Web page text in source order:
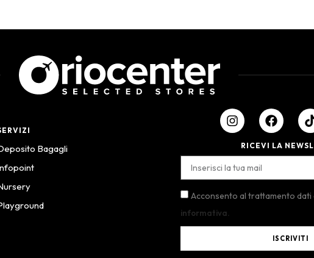
Bagagli
RICEVI LA
Acconsento al trattamento dati
informativa.
ISCRIVITI